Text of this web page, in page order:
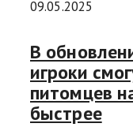
09.05.2025
В
игроки
питомцев
быстрее